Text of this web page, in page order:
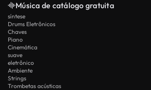
Música de catálogo gratuita
síntese
Drums Eletrônicos
Chaves
Piano
Cinemática
suave
eletrônico
Ambiente
Strings
Trombetas acústicas